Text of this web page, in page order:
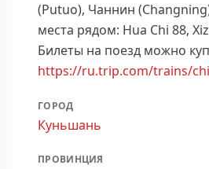
(Putuo), Чаннин
места рядом: Hua Chi 88,
Билеты на поезд можно
https://ru.trip.com/trains/
ГОРОД
Куньшань
ПРОВИНЦИЯ